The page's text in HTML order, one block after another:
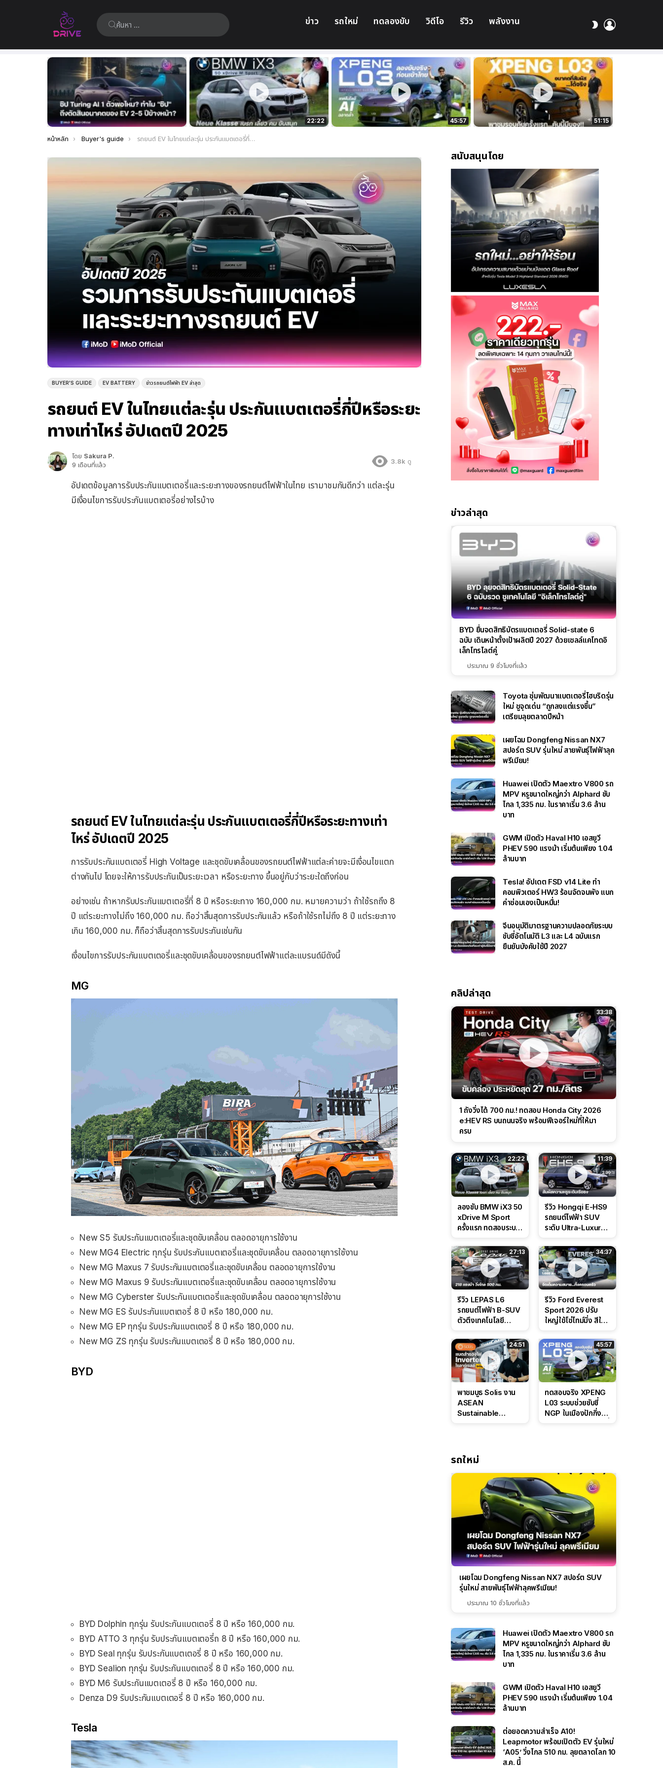
ค้นหา: ข่าว รถใหม่ ทดลองขับ วิดีโอ รีวิว พลังงาน
สลับ
เรื่อง
ล่าสุด
22:22 45:57 51:15
คุณอยู่ที่นี่:
หน้าหลัก Buyer's guide รถยนต์ EV ในไทยแต่ละรุ่น ประกันแบตเตอรี่กี่ปีหรือระยะทางเท่าไหร่ อัปเดตปี 2025
BUYER'S GUIDE EV BATTERY ข่าวรถยนต์ไฟฟ้า EV ล่าสุด
รถยนต์ EV ในไทยแต่ละรุ่น ประกันแบตเตอรี่กี่ปีหรือระยะ
ทางเท่าไหร่ อัปเดตปี 2025
โดย Sakura P.
9 เดือนที่แล้ว
3.8k ดู
อัปเดตข้อมูลการรับประกันแบตเตอรี่และระยะทางของรถยนต์ไฟฟ้าในไทย เรามาชมกันดีกว่า แต่ละรุ่น
มีเงื่อนไขการรับประกันแบตเตอรี่อย่างไรบ้าง
รถยนต์ EV ในไทยแต่ละรุ่น ประกันแบตเตอรี่กี่ปีหรือระยะทางเท่า
ไหร่ อัปเดตปี 2025
การรับประกันแบตเตอรี่ High Voltage และชุดขับเคลื่อนของรถยนต์ไฟฟ้าแต่ละค่ายจะมีเงื่อนไขแตก
ต่างกันไป โดยจะให้การรับประกันเป็นระยะเวลา หรือระยะทาง ขึ้นอยู่กับว่าระยะใดถึงก่อน
อย่างเช่น ถ้าหากรับประกันแบตเตอรี่ที่ 8 ปี หรือระยะทาง 160,000 กม. หมายความว่า ถ้าใช้รถถึง 8
ปี แต่ระยะทางไม่ถึง 160,000 กม. ถือว่าสิ้นสุดการรับประกันแล้ว หรือถ้าใช้รถไม่ถึง 8 ปี แต่ระยะทาง
เกิน 160,000 กม. ก็ถือว่าสิ้นสุดการรับประกันเช่นกัน
เงื่อนไขการรับประกันแบตเตอรี่และชุดขับเคลื่อนของรถยนต์ไฟฟ้าแต่ละแบรนด์มีดังนี้
MG
New S5 รับประกันแบตเตอรี่และชุดขับเคลื่อน ตลอดอายุการใช้งาน
New MG4 Electric ทุกรุ่น รับประกันแบตเตอรี่และชุดขับเคลื่อน ตลอดอายุการใช้งาน
New MG Maxus 7 รับประกันแบตเตอรี่และชุดขับเคลื่อน ตลอดอายุการใช้งาน
New MG Maxus 9 รับประกันแบตเตอรี่และชุดขับเคลื่อน ตลอดอายุการใช้งาน
New MG Cyberster รับประกันแบตเตอรี่และชุดขับเคลื่อน ตลอดอายุการใช้งาน
New MG ES รับประกันแบตเตอรี่ 8 ปี หรือ 180,000 กม.
New MG EP ทุกรุ่น รับประกันแบตเตอรี่ 8 ปี หรือ 180,000 กม.
New MG ZS ทุกรุ่น รับประกันแบตเตอรี่ 8 ปี หรือ 180,000 กม.
BYD
BYD Dolphin ทุกรุ่น รับประกันแบตเตอรี่ 8 ปี หรือ 160,000 กม.
BYD ATTO 3 ทุกรุ่น รับประกันแบตเตอรี่ถ 8 ปี หรือ 160,000 กม.
BYD Seal ทุกรุ่น รับประกันแบตเตอรี่ 8 ปี หรือ 160,000 กม.
BYD Sealion ทุกรุ่น รับประกันแบตเตอรี่ 8 ปี หรือ 160,000 กม.
BYD M6 รับประกันแบตเตอรี่ 8 ปี หรือ 160,000 กม.
Denza D9 รับประกันแบตเตอรี่ 8 ปี หรือ 160,000 กม.
Tesla
สนับสนุนโดย
ข่าวล่าสุด
BYD ยื่นจดสิทธิบัตรแบตเตอรี่ Solid-state 6
ฉบับ เดินหน้าตั้งเป้าผลิตปี 2027 ด้วยเซลล์แคโทดอิ
เล็กโทรไลต์คู่
ประมาณ 9 ชั่วโมงที่แล้ว
Toyota ซุ่มพัฒนาแบตเตอรี่ไฮบริดรุ่น
ใหม่ ชูจุดเด่น “ถูกลงแต่แรงขึ้น”
เตรียมลุยตลาดปีหน้า
เผยโฉม Dongfeng Nissan NX7
สปอร์ต SUV รุ่นใหม่ สายพันธุ์ไฟฟ้าลุค
พรีเมียม!
Huawei เปิดตัว Maextro V800 รถ
MPV หรูขนาดใหญ่กว่า Alphard ขับ
ไกล 1,335 กม. ในราคาเริ่ม 3.6 ล้าน
บาท
GWM เปิดตัว Haval H10 เอสยูวี
PHEV 590 แรงม้า เริ่มต้นเพียง 1.04
ล้านบาท
Tesla! อัปเดต FSD v14 Lite ทำ
คอมพิวเตอร์ HW3 ร้อนจัดจนพัง แบก
ค่าซ่อมเองเป็นหมื่น!
จีนอนุมัติมาตรฐานความปลอดภัยระบบ
ขับขี่อัตโนมัติ L3 และ L4 ฉบับแรก
ยืนยันบังคับใช้ปี 2027
คลิปล่าสุด
33:38
1 ถังวิ่งได้ 700 กม.! ทดสอบ Honda City 2026
e:HEV RS บนถนนจริง พร้อมฟีเจอร์ใหม่ที่ให้มา
ครบ
22:22
ลองขับ BMW iX3 50
xDrive M Sport
ครั้งแรก ทดสอบระบบ
Performance แบบ
จัดเต็มในสนาม
11:39
รีวิว Hongqi E-HS9
รถยนต์ไฟฟ้า SUV
ระดับ Ultra-Luxury
CDC นุ่มหนึบเหนือ
ระดับ
27:13
รีวิว LEPAS L6
รถยนต์ไฟฟ้า B-SUV
ตัวตึงเทคโนโลยี
ล่างหนึบ ลุ้นราคา 7
แสนต้น
34:37
รีวิว Ford Everest
Sport 2026 ปรับ
ใหญ่ใช้โซ่ไทม์มิ่ง สีใหม่
ดุดันสไตล์ครอบครัว
สายลุย
24:51
พาชมบูธ Solis งาน
ASEAN
Sustainable
IntelliHouse และ
EverCORE โซลูชัน
ESS ครบวงจร
45:57
ทดสอบจริง XPENG
L03 ระบบช่วยขับขี่
NGP ในเมืองปักกิ่ง
รถใหม่
เผยโฉม Dongfeng Nissan NX7 สปอร์ต SUV
รุ่นใหม่ สายพันธุ์ไฟฟ้าลุคพรีเมียม!
ประมาณ 10 ชั่วโมงที่แล้ว
Huawei เปิดตัว Maextro V800 รถ
MPV หรูขนาดใหญ่กว่า Alphard ขับ
ไกล 1,335 กม. ในราคาเริ่ม 3.6 ล้าน
บาท
GWM เปิดตัว Haval H10 เอสยูวี
PHEV 590 แรงม้า เริ่มต้นเพียง 1.04
ล้านบาท
ต่อยอดความสำเร็จ A10!
Leapmotor พร้อมเปิดตัว EV รุ่นใหม่
‘A05’ วิ่งไกล 510 กม. ลุยตลาดโลก 10
ส.ค. นี้